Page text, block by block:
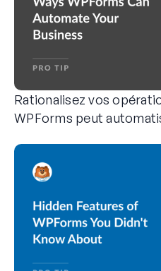
Rationalisez vos
WPForms peut